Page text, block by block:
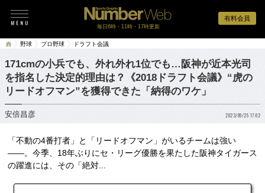
有料会員
毎日6時・11時・17時更新
野球 プロ野球 ドラフト会議
171cmの小兵でも、外れ外れ1位でも…阪神が近本光司
を指名した決定的理由は？《2018ドラフト会議》“虎の
リードオフマン”を獲得できた「納得のワケ」
安倍昌彦 2023/09/25 17:02
「不動の4番打者」と「リードオフマン」がいるチームは強い
――。今季、18年ぶりにセ・リーグ優勝を果たした阪神タイガース
の躍進には、その「絶対...